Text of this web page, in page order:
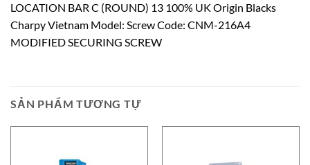
LOCATION BAR C (ROUND) 13 100% UK Origin Blacks
Charpy Vietnam Model: Screw Code: CNM-216A4
MODIFIED SECURING SCREW
SẢN PHẨM TƯƠNG TỰ